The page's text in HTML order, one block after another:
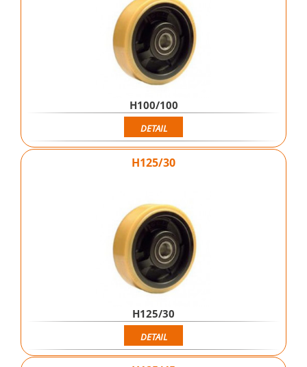
H100/100
DETAIL
H125/30
H125/30
DETAIL